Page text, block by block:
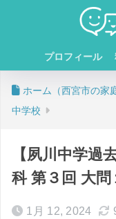
プロフィール
ホーム
中学校
【夙川中学過
科 第３回 大問
1月 12, 2024